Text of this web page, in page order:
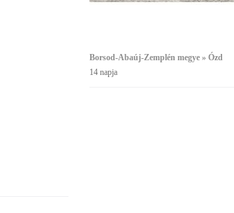
Borsod-Abaúj-Zemplén megye » Ózd
14 napja